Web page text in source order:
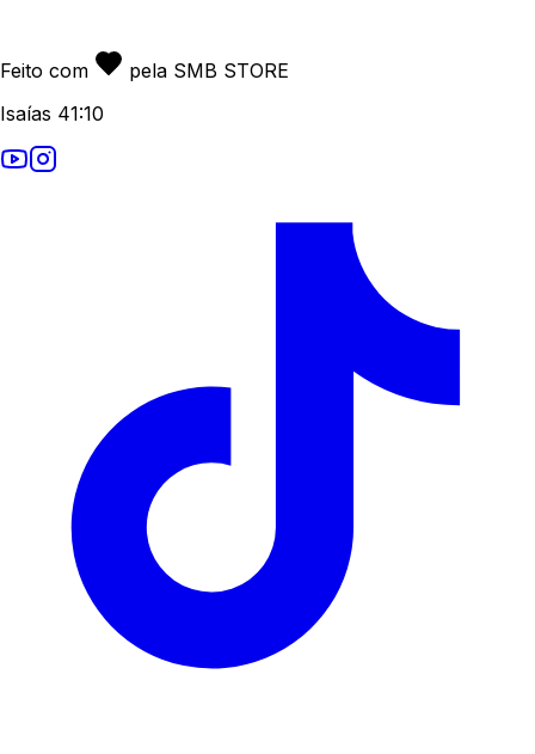
Feito com
pela SMB STORE
Isaías 41:10